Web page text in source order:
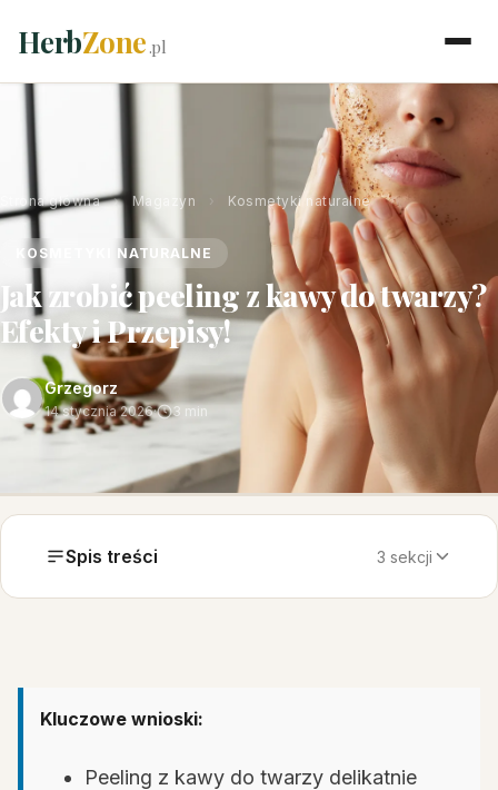
HerbZone.pl
Strona główna › Magazyn Kosmetyki naturalne
KOSMETYKI NATURALNE
Jak zrobić peeling z kawy do twarzy?
Efekty i Przepisy!
Grzegorz
14 stycznia 2026· 3 min
Spis treści 3 sekcji
Kluczowe wnioski:
Peeling z kawy do twarzy delikatnie